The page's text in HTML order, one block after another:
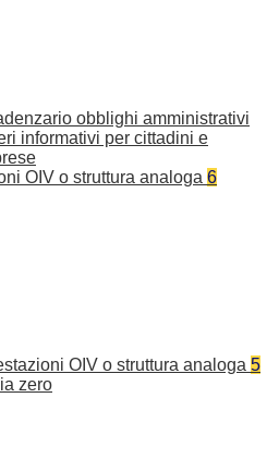
obblighi amministrativi
informativi per cittadini e
OIV o struttura analoga 6
OIV o struttura analoga 5
zero